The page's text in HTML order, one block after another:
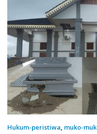
Hukum-peristiwa, muko-